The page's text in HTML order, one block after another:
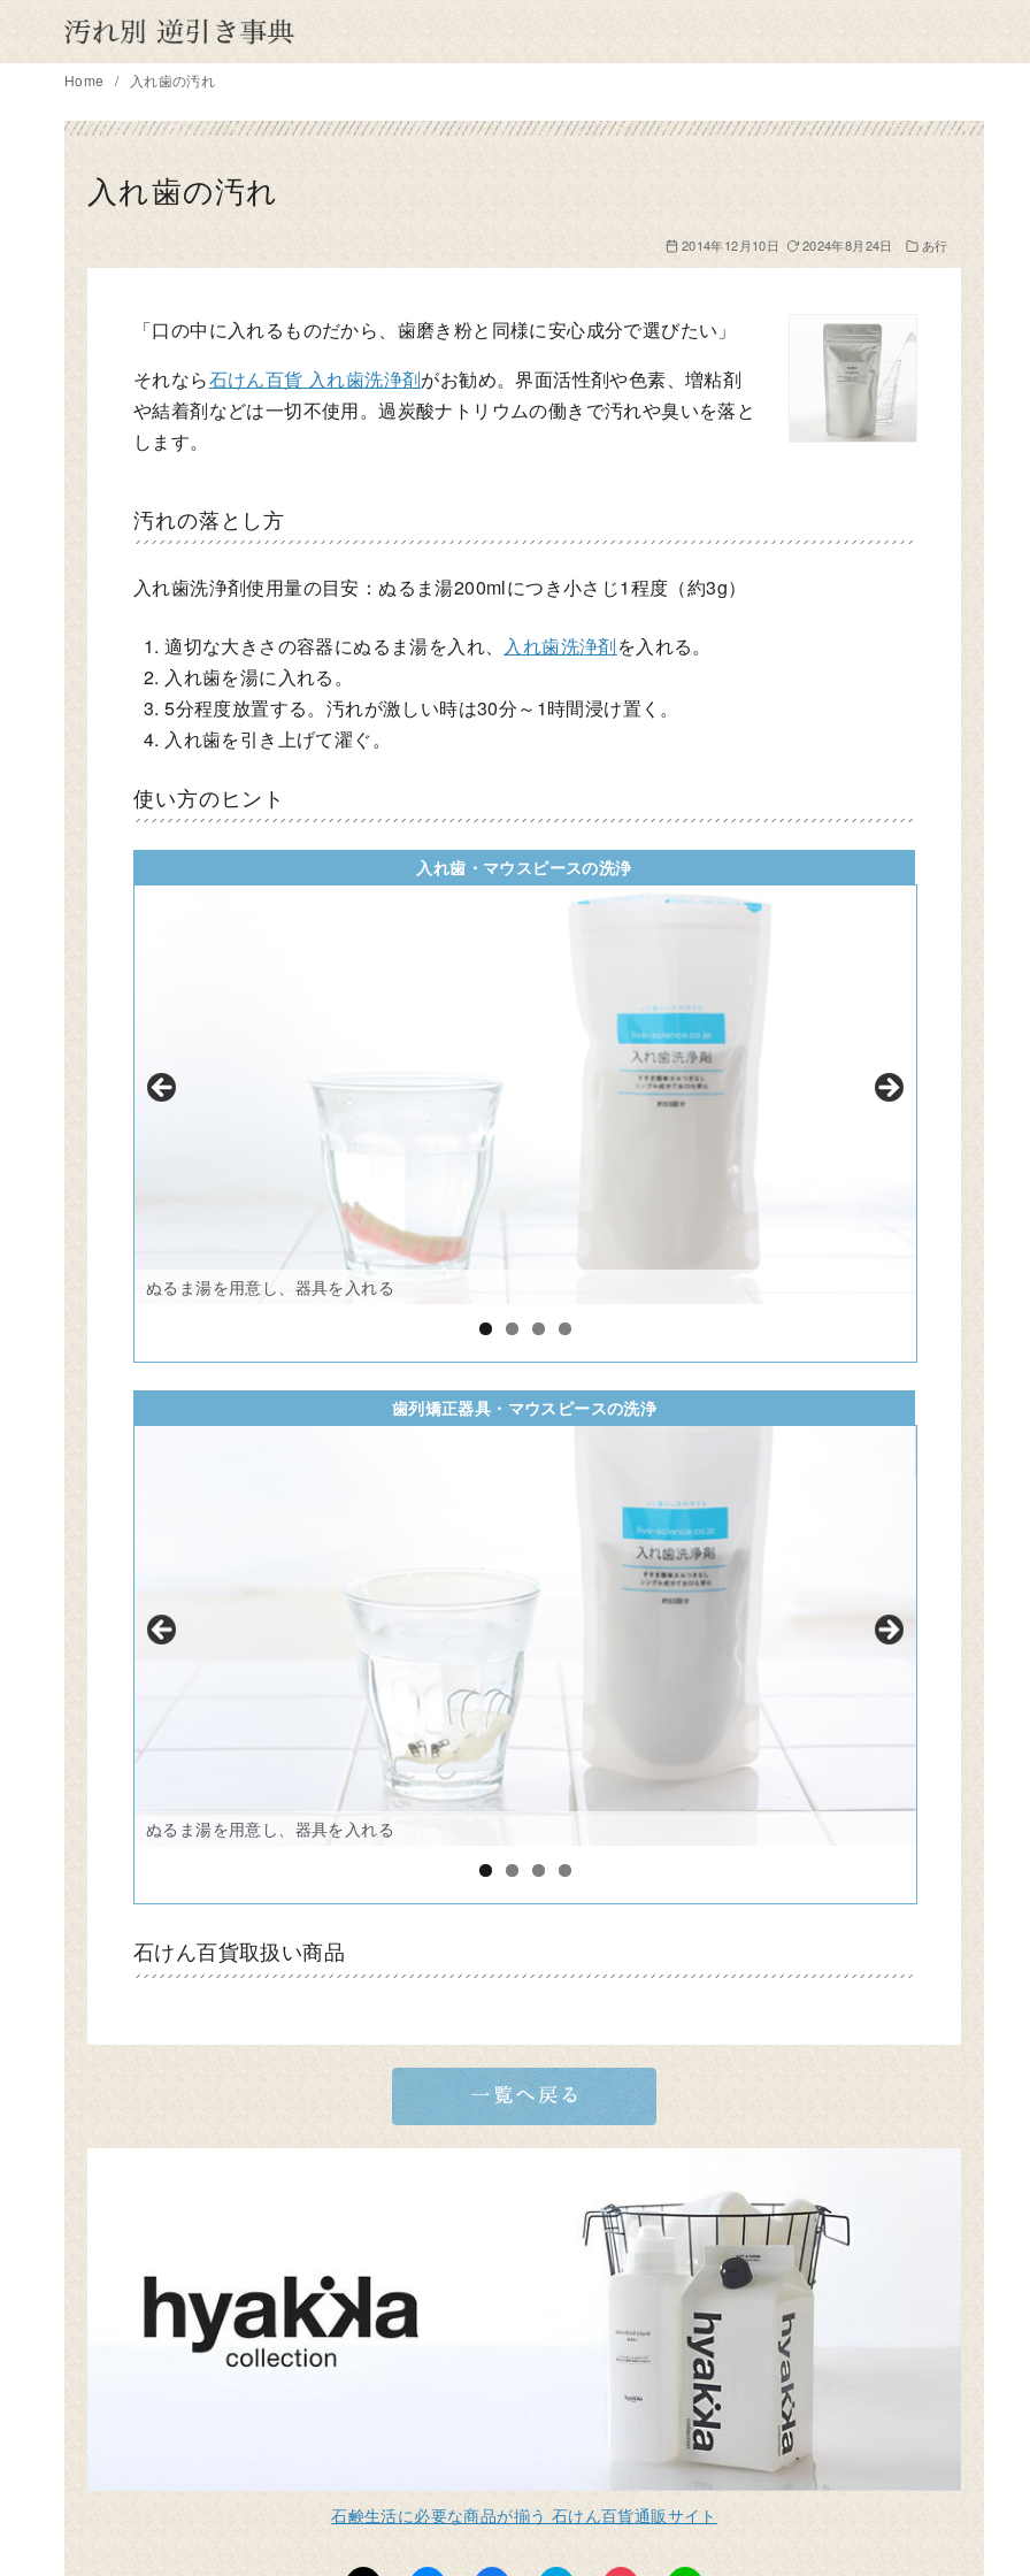
Home 入れ歯の汚れ
入れ歯の汚れ
2014年12月10日 2024年8月24日 あ行
「口の中に入れるものだから、歯磨き粉と同様に安心成分で選びたい」
それなら石けん百貨 入れ歯洗浄剤がお勧め。界面活性剤や色素、増粘剤
や結着剤などは一切不使用。過炭酸ナトリウムの働きで汚れや臭いを落と
します。
汚れの落とし方
入れ歯洗浄剤使用量の目安：ぬるま湯200mlにつき小さじ1程度（約3g）
適切な大きさの容器にぬるま湯を入れ、 入れ歯洗浄剤を入れる。
入れ歯を湯に入れる。
5分程度放置する。汚れが激しい時は30分～1時間浸け置く。
入れ歯を引き上げて濯ぐ。
使い方のヒント
入れ歯・マウスピースの洗浄
ぬるま湯を用意し、器具を入れる
歯列矯正器具・マウスピースの洗浄
ぬるま湯を用意し、器具を入れる
石けん百貨取扱い商品
石鹸生活に必要な商品が揃う 石けん百貨通販サイト